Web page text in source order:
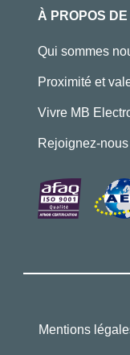
À PROPOS
Qui sommes
Proximité et
Vivre MB
Rejoignez-nous
Mentions